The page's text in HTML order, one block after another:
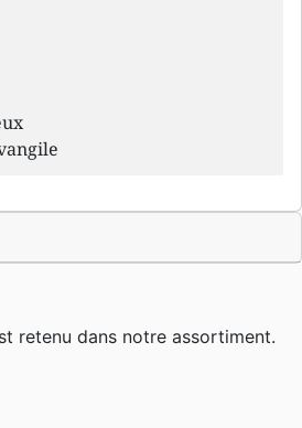
retenu dans notre assortiment.